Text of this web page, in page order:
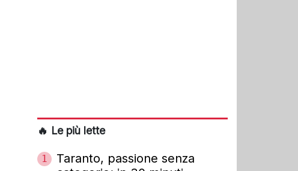
🔥 Le più lette
1
Taranto, passione senza